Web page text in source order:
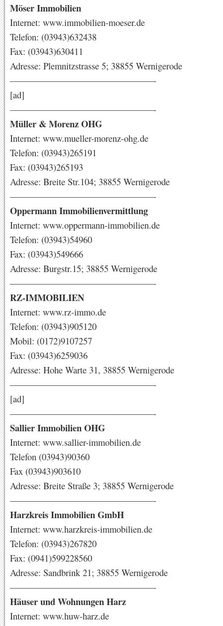
Möser Immobilien
Internet: www.immobilien-moeser.de
Telefon: (03943)632438
Fax: (03943)630411
Adresse: Plemnitzstrasse 5; 38855 Wernigerode
————————————————-
[ad]
————————————————-
Müller & Morenz OHG
Internet: www.mueller-morenz-ohg.de
Telefon: (03943)265191
Fax: (03943)265193
Adresse: Breite Str.104; 38855 Wernigerode
————————————————-
Oppermann Immobilienvermittlung
Internet: www.oppermann-immobilien.de
Telefon: (03943)54960
Fax: (03943)549666
Adresse: Burgstr.15; 38855 Wernigerode
————————————————-
RZ-IMMOBILIEN
Internet: www.rz-immo.de
Telefon: (03943)905120
Mobil: (0172)9107257
Fax: (03943)6259036
Adresse: Hohe Warte 31, 38855 Wernigerode
————————————————-
[ad]
————————————————-
Sallier Immobilien OHG
Internet: www.sallier-immobilien.de
Telefon (03943)90360
Fax (03943)903610
Adresse: Breite Straße 3; 38855 Wernigerode
————————————————-
Harzkreis Immobilien GmbH
Internet: www.harzkreis-immobilien.de
Telefon: (03943)267820
Fax: (0941)599228560
Adresse: Sandbrink 21; 38855 Wernigerode
————————————————-
Häuser und Wohnungen Harz
Internet: www.huw-harz.de